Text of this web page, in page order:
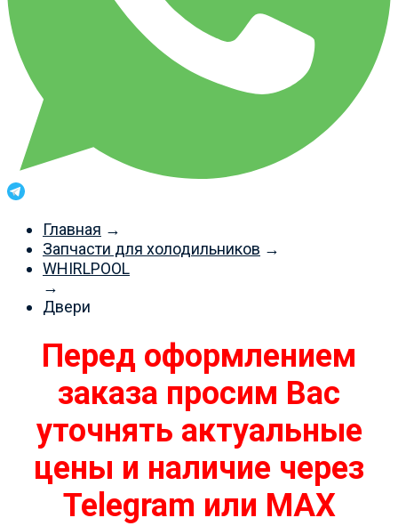
Главная →
Запчасти для холодильников →
WHIRLPOOL
→
Двери
Перед оформлением
заказа просим Вас
уточнять актуальные
цены и наличие через
Telegram или MAX